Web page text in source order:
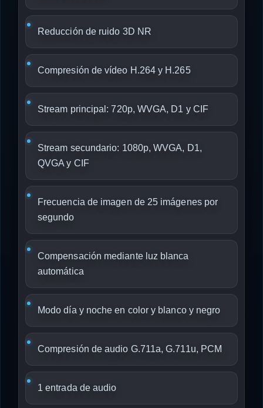
Reducción de ruido 3D NR
Compresión de vídeo H.264 y H.265
Stream principal: 720p, WVGA, D1 y CIF
Stream secundario: 1080p, WVGA, D1,
QVGA y CIF
Frecuencia de imagen de 25 imágenes por
segundo
Compensación mediante luz blanca
automática
Modo día y noche en color y blanco y negro
Compresión de audio G.711a, G.711u, PCM
1 entrada de audio